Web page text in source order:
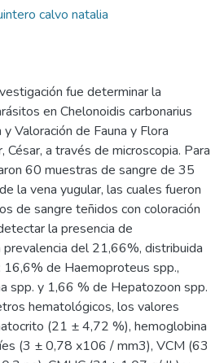
calvo natalia
fue determinar la
en Chelonoidis carbonarius
Valoración de Fauna y Flora
a través de microscopia. Para
60 muestras de sangre de 35
la vena yugular, las cuales fueron
de sangre teñidos con coloración
la presencia de
del 21,66%, distribuida
16,6% de Haemoproteus spp.,
spp. y 1,66 % de Hepatozoon spp.
hematológicos, los valores
(21 ± 4,72 %), hemoglobina
(3 ± 0,78 x106 / mm3), VCM (63